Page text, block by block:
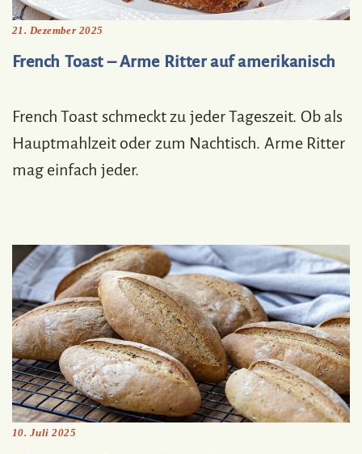
21. Dezember 2025
French Toast – Arme Ritter auf amerikanisch
French Toast schmeckt zu jeder Tageszeit. Ob als
Hauptmahlzeit oder zum Nachtisch. Arme Ritter
mag einfach jeder.
10. Juli 2025